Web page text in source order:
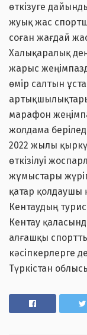
өткізуге
жуық жас
соған жағдай
Халықаралық
жарыс
өмір салтын
марафон
жолдама
2022 жылы
өткізілуі
жұмыстары
қатар қолдаушы
Кентаудың
Кентау
алғашқы
кәсіпкерлерге
Түркістан